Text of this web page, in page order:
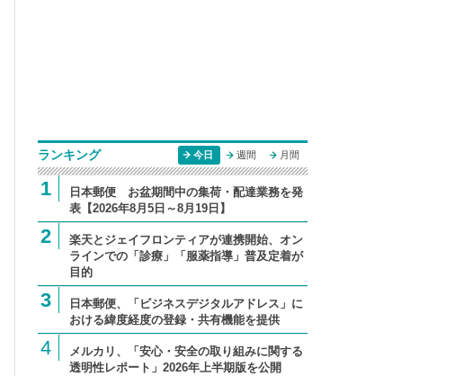
ランキング 今日 週間 月間
1
日本郵便 お盆期間中の集荷・配達業務を発
表【2026年8月5日～8月19日】
2
楽天とジェイフロンティアが連携開始、オン
ラインでの「診療」「服薬指導」普及定着が
目的
3
日本郵便、「ビジネスデジタルアドレス」に
おける緯度経度の登録・共有機能を提供
4
メルカリ、「安心・安全の取り組みに関する
透明性レポート」2026年上半期版を公開